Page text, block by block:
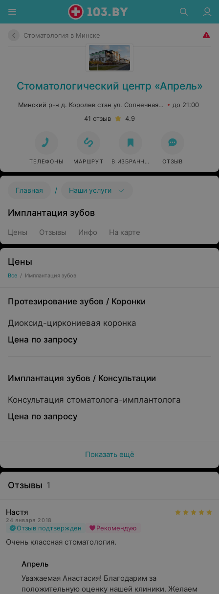
Стоматология в Минске
Стоматологический центр «Апрель»
Минский р-н д. Королев стан ул. Солнечная, 1
до 21:00
41 отзыв
4.9
ТЕЛЕФОНЫ МАРШРУТ В ИЗБРАННОЕ ОТЗЫВ
Главная / Наши услуги
Имплантация зубов
Цены Отзывы Инфо На карте
Цены
Все / Имплантация зубов
Протезирование зубов / Коронки
Диоксид-циркониевая коронка
Цена по запросу
Имплантация зубов / Консультации
Консультация стоматолога-имплантолога
Цена по запросу
Показать ещё
Отзывы 1
Настя
24 января 2018
Отзыв подтвержден Рекомендую
Очень классная стоматология.
Апрель
Уважаемая Анастасия! Благодарим за
положительную оценку нашей клиники. Желаем